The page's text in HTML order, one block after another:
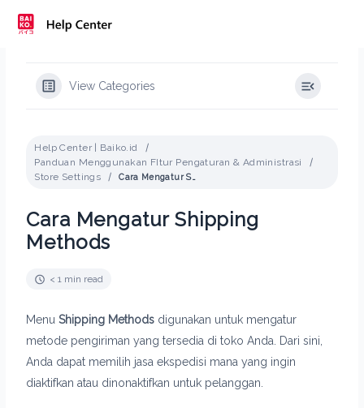
View Categories
Help Center | Baiko.id
Panduan Menggunakan FItur Pengaturan & Administrasi
Store Settings
Cara Mengatur Shipping Methods
Cara Mengatur Shipping
Methods
< 1 min read
MenuShipping Methods digunakan untuk mengatur
metode pengiriman yang tersedia di toko Anda. Dari sini,
Anda dapat memilih jasa ekspedisi mana yang ingin
diaktifkan atau dinonaktifkan untuk pelanggan.